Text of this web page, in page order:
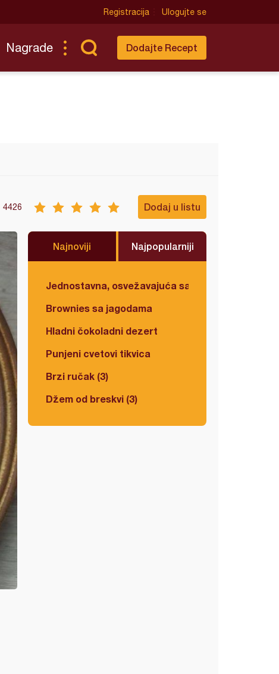
Registracija Ulogujte se
Nagrade Dodajte Recept
4426 Dodaj u listu
Najnoviji Najpopularniji
Jednostavna, osvežavajuća salata
Brownies sa jagodama
Hladni čokoladni dezert
Punjeni cvetovi tikvica
Brzi ručak (3)
Džem od breskvi (3)